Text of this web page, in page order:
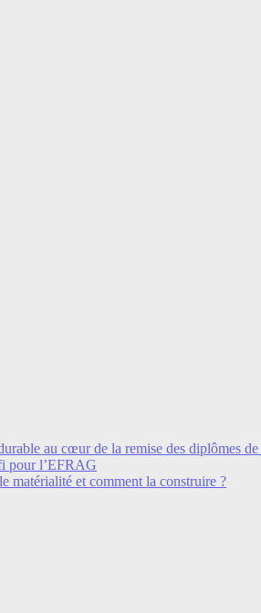
au cœur de la remise des diplômes
pour l’EFRAG
matérialité et comment la construire ?